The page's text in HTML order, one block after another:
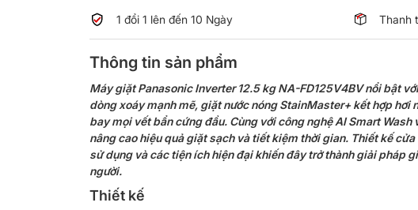
1 đổi 1 lên đến 10 Ngày Thanh
Thông tin sản phẩm
Máy giặt Panasonic Inverter 12.5 kg NA-FD125V4BV nổi bật
dòng xoáy mạnh mẽ, giặt nước nóng StainMaster+ kết hợp hơi
bay mọi vết bẩn cứng đầu. Cùng với công nghệ AI Smart Wash
nâng cao hiệu quả giặt sạch và tiết kiệm thời gian. Thiết kế
sử dụng và các tiện ích hiện đại khiến đây trở thành giải pháp
người.
Thiết kế